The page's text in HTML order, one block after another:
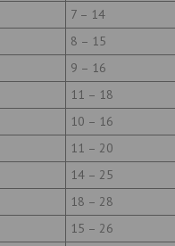
7 – 14
8 – 15
9 – 16
11 – 18
10 – 16
11 – 20
14 – 25
18 – 28
15 – 26